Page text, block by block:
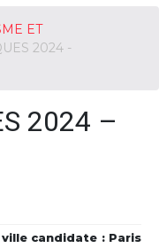
ET
2024 -
2024 –
candidate : Paris